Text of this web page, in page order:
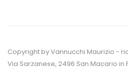
Copyright by Vannucchi Maurizio -
Via Sarzanese, 2496 San Macario in